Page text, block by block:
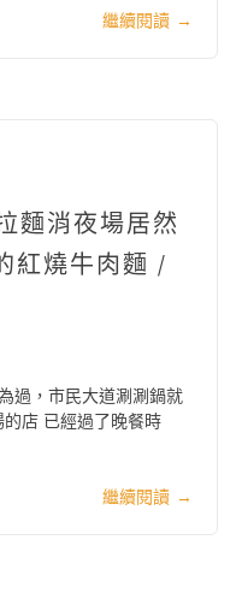
繼續閱讀 →
麵消夜場居然
紅燒牛肉麵 /
過，市民大道涮涮鍋就
店 已經過了晚餐時
繼續閱讀 →